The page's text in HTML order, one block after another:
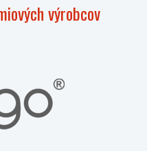
výrobcov